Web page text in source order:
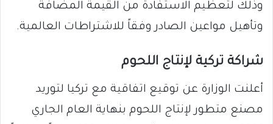
وذلك لتعظيم الاستفادة من القيمة المضافة
وتأهيل مواعين الصادر وفقاً للاشتراطات العالمية.
​شراكة تركية لإنتاج اللحوم
​أعلنت الوزارة عن توقيع اتفاقية مع تركيا لتوريد
مصنع متطور لإنتاج اللحوم بنهاية العام الجاري